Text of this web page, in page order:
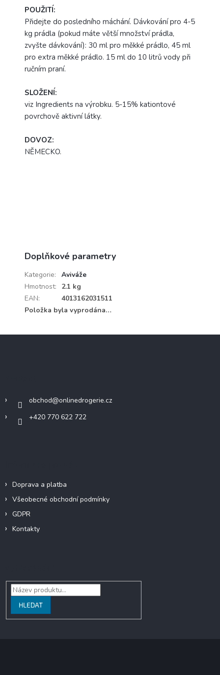
POUŽITÍ:
Přidejte do posledního máchání. Dávkování pro 4-5
kg prádla (pokud máte větší množství prádla,
zvyšte dávkování): 30 ml pro měkké prádlo, 45 ml
pro extra měkké prádlo. 15 ml do 10 litrů vody při
ručním praní.
SLOŽENÍ:
viz Ingredients na výrobku. 5-15% kationtové
povrchově aktivní látky.
DOVOZ:
NĚMECKO.
Doplňkové parametry
Kategorie:
Aviváže
Hmotnost:
2.1 kg
EAN:
4013162031511
Položka byla vyprodána…
obchod@onlinedrogerie.cz
+420 770 622 722
Doprava a platba
Všeobecné obchodní podmínky
GDPR
Kontakty
HLEDAT